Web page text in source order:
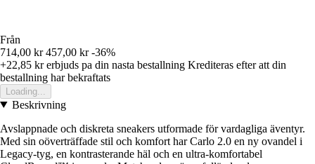
Från
714,00 kr 457,00 kr -36%
+22,85 krerbjuds pa din nasta bestallning Krediteras efter att din
bestallning har bekraftats
Loading...
Beskrivning
Avslappnade och diskreta sneakers utformade för vardagliga äventyr.
Med sin oöverträffade stil och komfort har Carlo 2.0 en ny ovandel i
Legacy-tyg, en kontrasterande häl och en ultra-komfortabel